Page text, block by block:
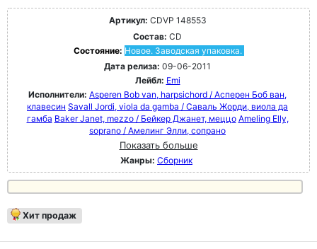
Артикул: CDVP 148553
Состав: CD
Состояние: Новое. Заводская упаковка.
Дата релиза: 09-06-2011
Лейбл: Emi
Исполнители: Asperen Bob van, harpsichord / Асперен Боб ван,
клавесин Savall Jordi, viola da gamba / Саваль Жорди, виола да
гамба Baker Janet, mezzo / Бейкер Джанет, меццо Ameling Elly,
soprano / Амелинг Элли, сопрано
Показать больше
Жанры: Сборник
Хит продаж